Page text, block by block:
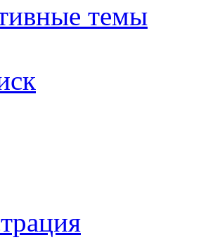
темы